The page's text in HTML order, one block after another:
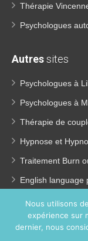
Thérapie
Psychologues
Autressites
Psychologues à
Psychologues à
Thérapie de
Hypnose et
Traitement Burn
English language
Psychologues
Perte de poids
Nous utilisons
expérience sur
dernier, nous